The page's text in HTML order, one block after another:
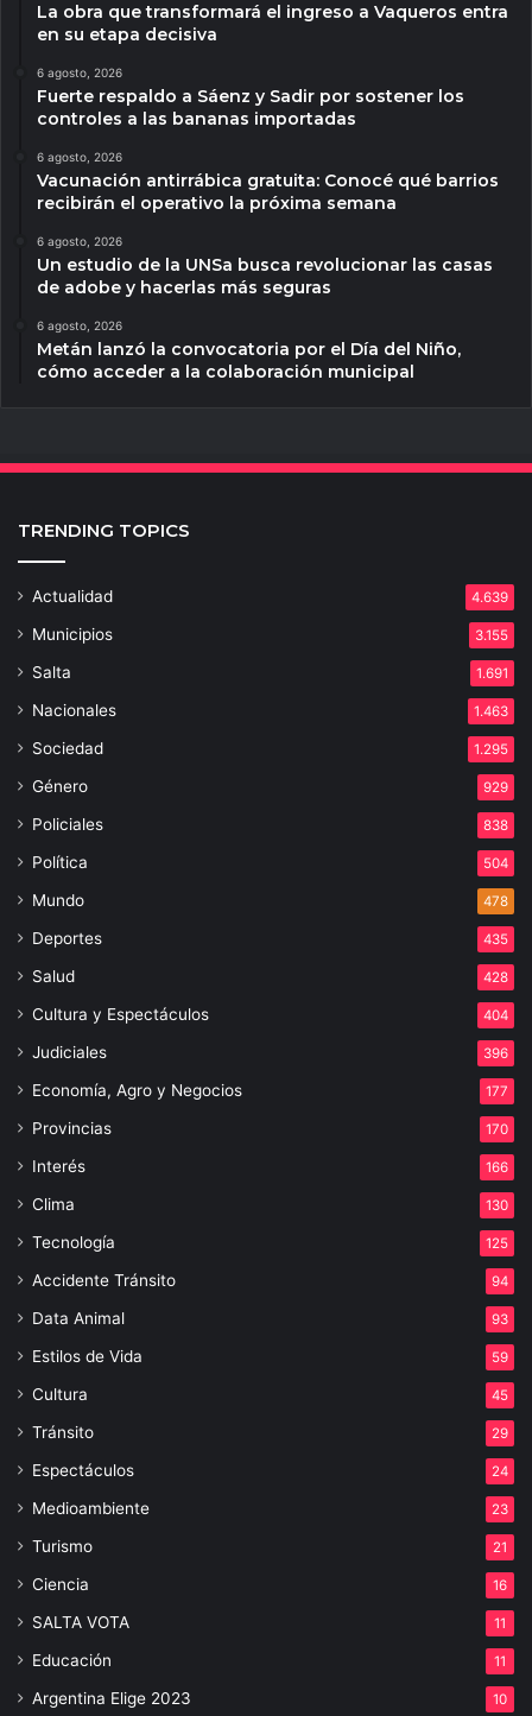
La obra que transformará el ingreso a Vaqueros entra
en su etapa decisiva
6 agosto, 2026
Fuerte respaldo a Sáenz y Sadir por sostener los
controles a las bananas importadas
6 agosto, 2026
Vacunación antirrábica gratuita: Conocé qué barrios
recibirán el operativo la próxima semana
6 agosto, 2026
Un estudio de la UNSa busca revolucionar las casas
de adobe y hacerlas más seguras
6 agosto, 2026
Metán lanzó la convocatoria por el Día del Niño,
cómo acceder a la colaboración municipal
TRENDING TOPICS
Actualidad 4.639
Municipios 3.155
Salta 1.691
Nacionales 1.463
Sociedad 1.295
Género 929
Policiales 838
Política 504
Mundo 478
Deportes 435
Salud 428
Cultura y Espectáculos 404
Judiciales 396
Economía, Agro y Negocios 177
Provincias 170
Interés 166
Clima 130
Tecnología 125
Accidente Tránsito 94
Data Animal 93
Estilos de Vida 59
Cultura 45
Tránsito 29
Espectáculos 24
Medioambiente 23
Turismo 21
Ciencia 16
SALTA VOTA 11
Educación 11
Argentina Elige 2023 10